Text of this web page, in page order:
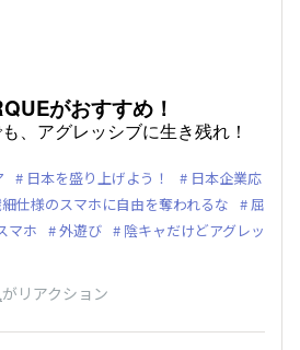
がおすすめ！
アグレッシブに生き残れ！
日本を盛り上げよう！
日本企業応
仕様のスマホに自由を奪われるな
屈
マホ 外遊び
陰キャだけどアグレッ
がリアクション